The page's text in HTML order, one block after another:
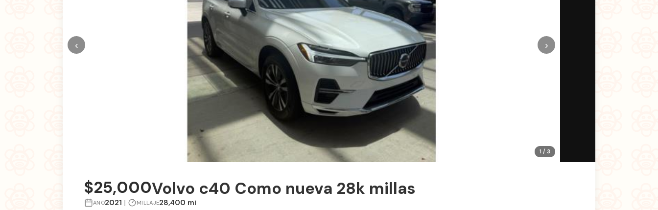
1 / 3
‹ ›
$25,000Volvo c40 Como nueva 28k millas
ANO2021 | MILLAJE28,400 mi